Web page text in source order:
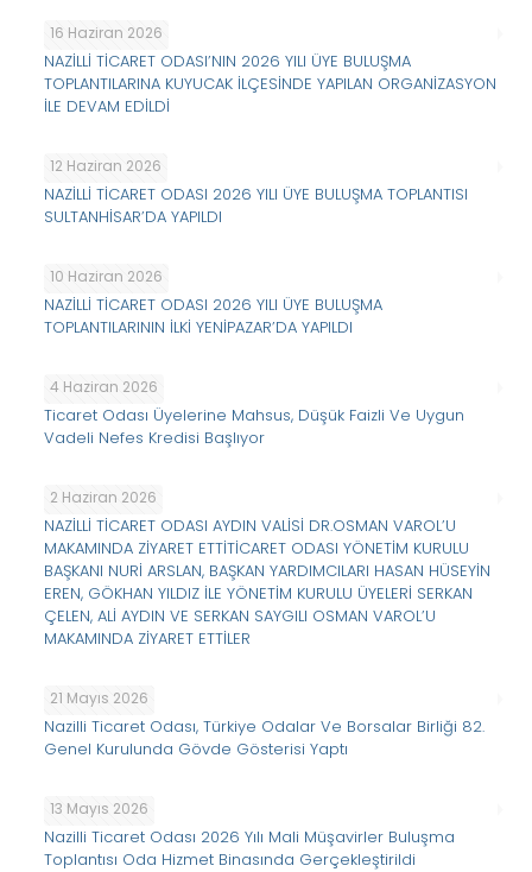
16 Haziran 2026
NAZİLLİ TİCARET ODASI’NIN 2026 YILI ÜYE BULUŞMA
TOPLANTILARINA KUYUCAK İLÇESİNDE YAPILAN ORGANİZASYON
İLE DEVAM EDİLDİ
12 Haziran 2026
NAZİLLİ TİCARET ODASI 2026 YILI ÜYE BULUŞMA TOPLANTISI
SULTANHİSAR’DA YAPILDI
10 Haziran 2026
NAZİLLİ TİCARET ODASI 2026 YILI ÜYE BULUŞMA
TOPLANTILARININ İLKİ YENİPAZAR’DA YAPILDI
4 Haziran 2026
Ticaret Odası Üyelerine Mahsus, Düşük Faizli Ve Uygun
Vadeli Nefes Kredisi Başlıyor
2 Haziran 2026
NAZİLLİ TİCARET ODASI AYDIN VALİSİ DR.OSMAN VAROL’U
MAKAMINDA ZİYARET ETTİTİCARET ODASI YÖNETİM KURULU
BAŞKANI NURİ ARSLAN, BAŞKAN YARDIMCILARI HASAN HÜSEYİN
EREN, GÖKHAN YILDIZ İLE YÖNETİM KURULU ÜYELERİ SERKAN
ÇELEN, ALİ AYDIN VE SERKAN SAYGILI OSMAN VAROL’U
MAKAMINDA ZİYARET ETTİLER
21 Mayıs 2026
Nazilli Ticaret Odası, Türkiye Odalar Ve Borsalar Birliği 82.
Genel Kurulunda Gövde Gösterisi Yaptı
13 Mayıs 2026
Nazilli Ticaret Odası 2026 Yılı Mali Müşavirler Buluşma
Toplantısı Oda Hizmet Binasında Gerçekleştirildi